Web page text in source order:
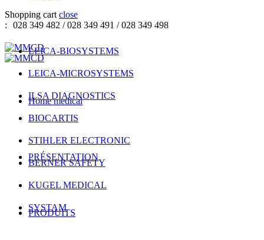
Shopping cart close
:
028 349 482 / 028 349 491 / 028 349 498
LEICA-BIOSYSTEMS
LEICA-MICROSYSTEMS
ILSA DIAGNOSTICS
BIOCARTIS
STIHLER ELECTRONIC
BERNER SAFETY
KUGEL MEDICAL
SYSTAM
Home medical
PRÉSENTATION
PRODUITS